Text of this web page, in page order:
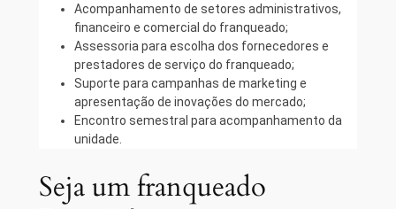
Acompanhamento de setores administrativos,
financeiro e comercial do franqueado;
Assessoria para escolha dos fornecedores e
prestadores de serviço do franqueado;
Suporte para campanhas de marketing e
apresentação de inovações do mercado;
Encontro semestral para acompanhamento da
unidade.
Seja um franqueado